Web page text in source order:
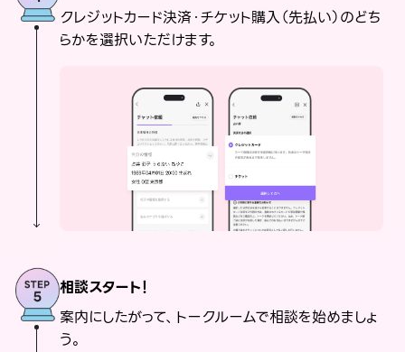
クレジットカード決済・チケット購入（先払い）のどち
らかを選択いただけます。
相談スタート！
案内にしたがって、トークルームで相談を始めましょ
う。